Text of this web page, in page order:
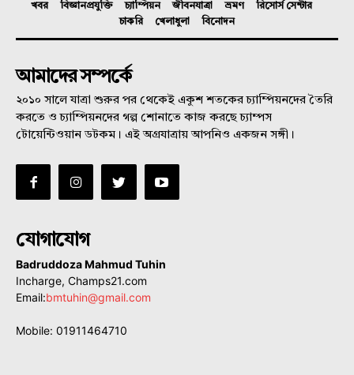
খবর বিজ্ঞানপ্রযুক্তি চ্যাম্পিয়ন জীবনযাত্রা ভ্রমণ
রিসোর্স সেন্টার
চাকরি
খেলাধুলা বিনোদন
আমাদের সম্পর্কে
২০১০ সালে যাত্রা শুরুর পর থেকেই একুশ শতকের চ্যাম্পিয়নদের তৈরি
করতে ও চ্যাম্পিয়নদের গল্প শোনাতে কাজ করছে চ্যাম্পস
টোয়েন্টিওয়ান ডটকম। এই অগ্রযাত্রায় আপনিও একজন সঙ্গী।
যোগাযোগ
Badruddoza Mahmud Tuhin
Incharge, Champs21.com
Email:bmtuhin@gmail.com
Mobile: 01911464710